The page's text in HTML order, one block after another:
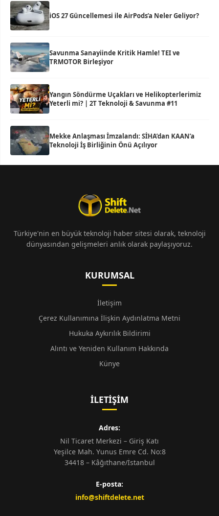
iOS 27 Güncellemesi ile AirPods’a Neler Geliyor?
Savunma Sanayiinde Kritik Hamle! TEI ve
TRMOTOR Birleşiyor
Yangın Söndürme Uçakları ve Helikopterlerimiz
Yeterli mi? | 2T Teknoloji & Savunma #11
Mekke Anlaşması İmzalandı: SİHA’dan KAAN’a
Teknoloji İş Birliğinin Önü Açılıyor
Türkiye'nin en büyük teknoloji haber sitesi olarak, teknoloji
dünyasından gelişmeleri anlık olarak paylaşıyoruz.
KURUMSAL
İletişim
Çerez Kullanımına İlişkin Aydınlatma Metni
Hukuka Aykırılık Bildirimi
Alıntı ve Yeniden Kullanım Hakkında
Künye
İLETIŞIM
Adres:
Nil Ticaret Merkezi – Giriş Katı
Yeşilce Mah. Yunus Emre Cd. No:8
34418 – Kâğıthane/İstanbul
E-posta:
info@shiftdelete.net